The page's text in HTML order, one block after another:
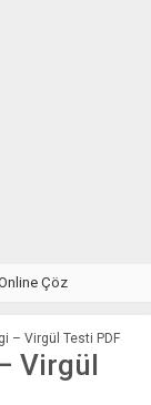
Çöz
– Virgül Testi PDF
Virgül